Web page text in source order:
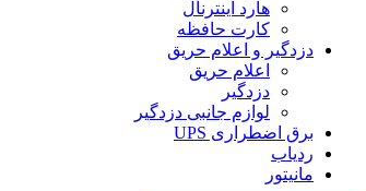
هارد اینترنال
کارت حافظه
دزدگیر و اعلام حریق
اعلام حریق
دزدگیر
لوازم جانبی دزدگیر
برق اضطراری UPS
ردیاب
مانیتور